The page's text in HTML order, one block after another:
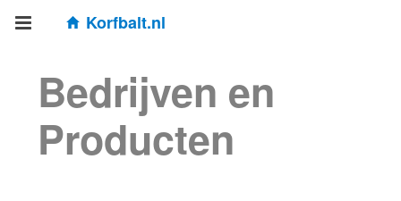
Korfbalt.nl
Bedrijven en
Producten